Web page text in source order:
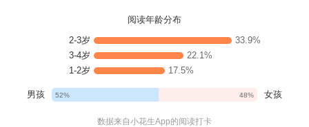
阅读年龄分布
2-3岁
33.9%
3-4岁
22.1%
1-2岁
17.5%
男孩 52% 48% 女孩
数据来自小花生App的阅读打卡